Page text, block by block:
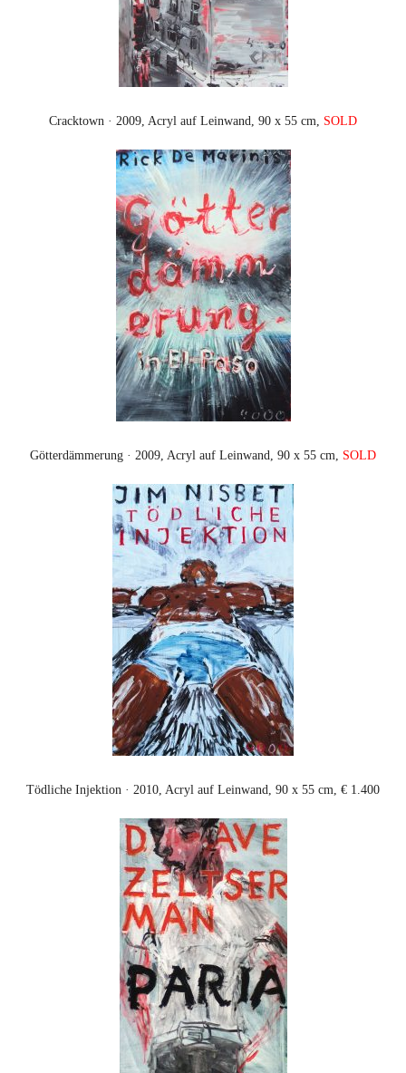
Cracktown · 2009, Acryl auf Leinwand, 90 x 55 cm, SOLD
Götterdämmerung · 2009, Acryl auf Leinwand, 90 x 55 cm, SOLD
Tödliche Injektion · 2010, Acryl auf Leinwand, 90 x 55 cm, € 1.400